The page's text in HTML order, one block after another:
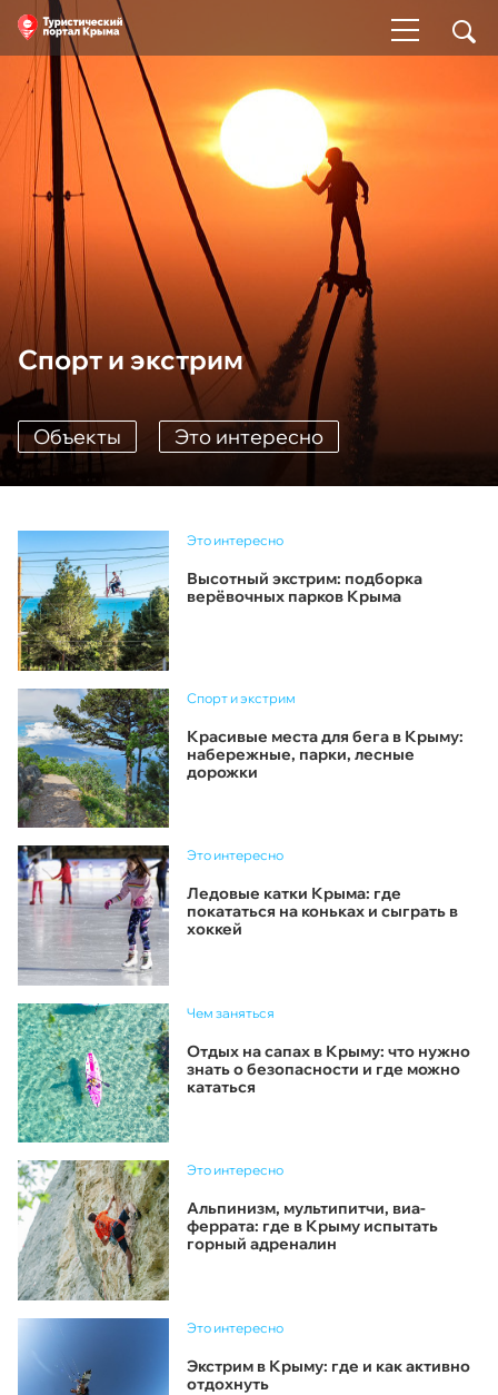
Спорт и экстрим
Объекты Это интересно
Это интересно
Высотный экстрим: подборка
верёвочных парков Крыма
Спорт и экстрим
Красивые места для бега в Крыму:
набережные, парки, лесные
дорожки
Это интересно
Ледовые катки Крыма: где
покататься на коньках и сыграть в
хоккей
Чем заняться
Отдых на сапах в Крыму: что нужно
знать о безопасности и где можно
кататься
Это интересно
Альпинизм, мультипитчи, виа-
феррата: где в Крыму испытать
горный адреналин
Это интересно
Экстрим в Крыму: где и как активно
отдохнуть